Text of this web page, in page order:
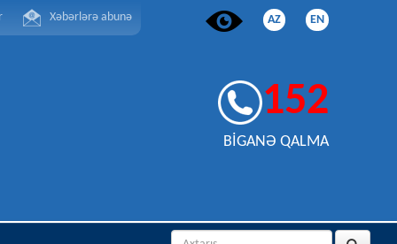
152
BİGANƏ QALMA
Xəbərlərə abunə AZ EN